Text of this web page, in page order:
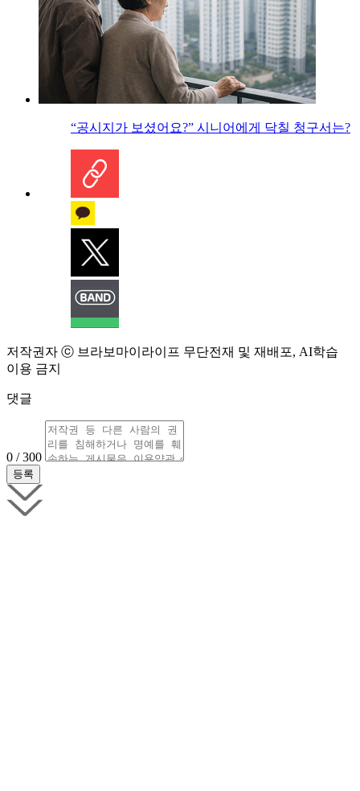
“공시지가 보셨어요?” 시니어에게 닥칠 청구서는?
저작권자 ⓒ 브라보마이라이프 무단전재 및 재배포, AI학습
이용 금지
댓글
0 / 300